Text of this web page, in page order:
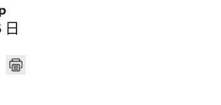
日